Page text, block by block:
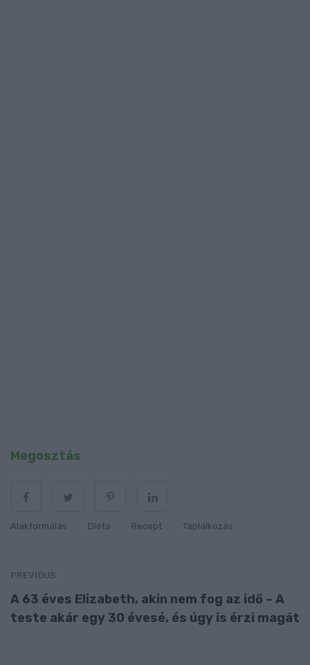
Megosztás
Alakformálás Diéta Recept Táplálkozás
PREVIOUS
A 63 éves Elizabeth, akin nem fog az idő – A
teste akár egy 30 évesé, és úgy is érzi magát